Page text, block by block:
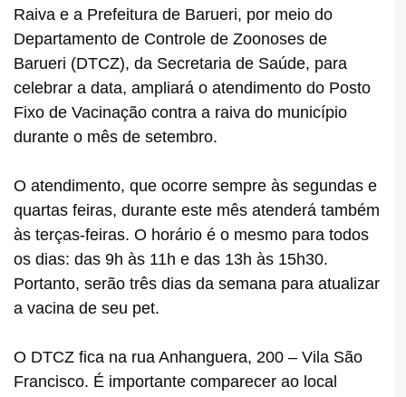
Raiva e a Prefeitura de Barueri, por meio do
Departamento de Controle de Zoonoses de
Barueri (DTCZ), da Secretaria de Saúde, para
celebrar a data, ampliará o atendimento do Posto
Fixo de Vacinação contra a raiva do município
durante o mês de setembro.
O atendimento, que ocorre sempre às segundas e
quartas feiras, durante este mês atenderá também
às terças-feiras. O horário é o mesmo para todos
os dias: das 9h às 11h e das 13h às 15h30.
Portanto, serão três dias da semana para atualizar
a vacina de seu pet.
O DTCZ fica na rua Anhanguera, 200 – Vila São
Francisco. É importante comparecer ao local